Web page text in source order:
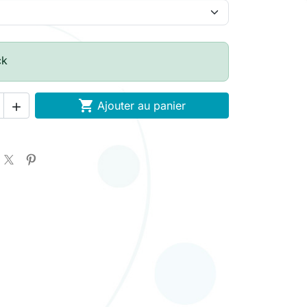
  Ajouter au panier